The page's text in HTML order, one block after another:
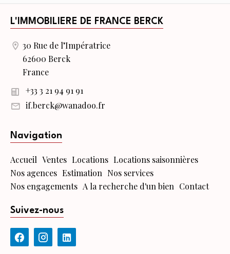
L'IMMOBILIERE DE FRANCE BERCK
30 Rue de l’Impératrice
62600 Berck
France
+33 3 21 94 91 91
if.berck@wanadoo.fr
Navigation
Accueil Ventes Locations Locations saisonnières
Nos agences Estimation Nos services
Nos engagements A la recherche d'un bien Contact
Suivez-nous